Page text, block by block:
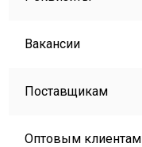
Вакансии
Поставщикам
Оптовым клиентам